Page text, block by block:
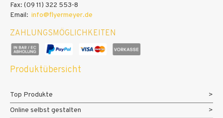
Fax: (09 11) 322 553-8
Email: info@flyermeyer.de
ZAHLUNGSMÖGLICHKEITEN
Produktübersicht
Top Produkte
Online selbst gestalten